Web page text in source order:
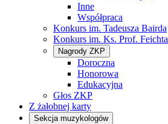
Inne
Współpraca
Konkurs im. Tadeusza Bairda
Konkurs im. Ks. Prof. Feichta
Nagrody ZKP
Doroczna
Honorowa
Edukacyjna
Głos ZKP
Z żałobnej karty
Sekcja muzykologów